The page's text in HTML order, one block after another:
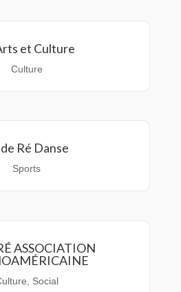
et Culture
Culture
Ré Danse
Sports
ASSOCIATION
Social